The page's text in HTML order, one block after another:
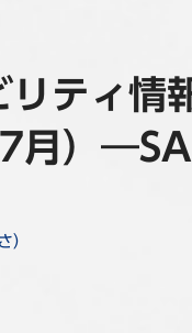
リティ情
月）
）